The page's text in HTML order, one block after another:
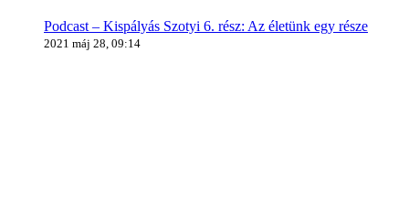
Podcast – Kispályás Szotyi 6. rész: Az életünk egy része
2021 máj 28, 09:14